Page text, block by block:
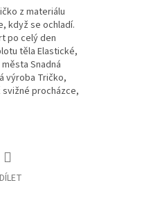
z materiálu
když se ochladí.
po celý den
těla Elastické,
Snadná
výroba Tričko,
procházce,